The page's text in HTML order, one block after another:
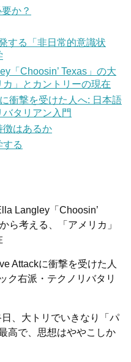
か？
する「非日常的意識状
「Choosin’ Texas」の大
」とカントリーの現在
衝撃を受けた人へ: 日本語
タリアン入門
徴はあるか
する
Langley「Choosin’
ら考える、「アメリカ」
Attackに衝撃を受けた人
ク右派・テクノリバタリ
日、大トリでいきなり「パ
高で、思想はややこしか